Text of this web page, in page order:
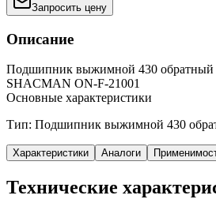
Запросить цену
Описание
Подшипник выжимной 430
SHACMAN ON-F-21001
Основные характеристики
Тип: Подшипник выжимной 430
Характеристики Аналоги
Технические